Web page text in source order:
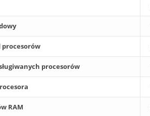
procesorów
procesorów
RAM